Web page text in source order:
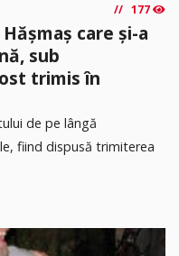
177
care și-a
sub
trimis în
de pe lângă
fiind dispusă trimiterea